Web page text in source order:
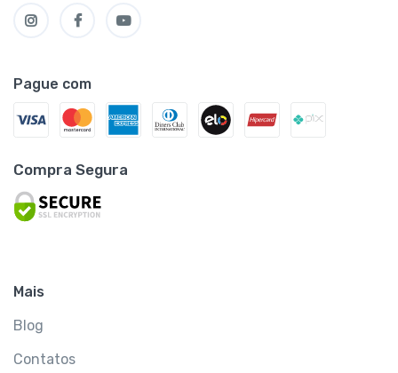
Pague com
Compra Segura
Mais
Blog
Contatos